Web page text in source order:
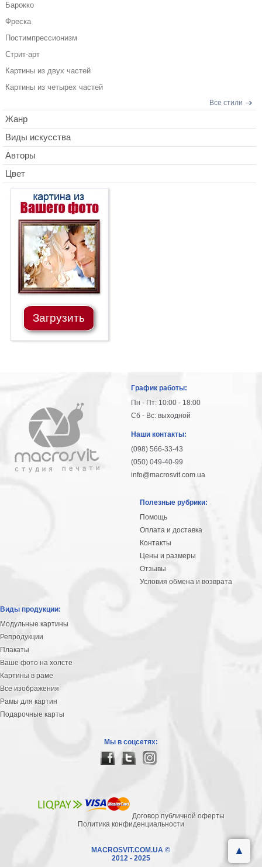
Барокко
Фреска
Постимпрессионизм
Стрит-арт
Картины из двух частей
Картины из четырех частей
Все стили
Жанр
Виды искусства
Авторы
Цвет
Загрузить
График работы:
Пн - Пт: 10:00 - 18:00
Сб - Вс: выходной
Наши контакты:
(098) 566-33-43
(050) 049-40-99
info@macrosvit.com.ua
Полезные рубрики:
Помощь
Оплата и доставка
Контакты
Цены и размеры
Отзывы
Условия обмена и возврата
Виды продукции:
Модульные картины
Репродукции
Плакаты
Ваше фото на холсте
Картины в раме
Все изображения
Рамы для картин
Подарочные карты
Мы в соцсетях:
Договор публичной оферты
Политика конфиденциальности
MACROSVIT.COM.UA ©
2012 - 2025
▲